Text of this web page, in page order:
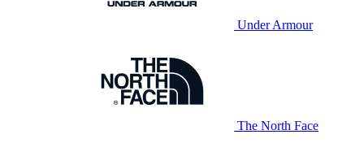
Under Armour
The North Face